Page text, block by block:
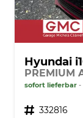
Hyundai
sofort lieferbar
Fahrzeugnr. 332816